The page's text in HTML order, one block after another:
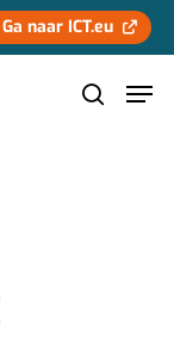
Ga naar ICT.eu